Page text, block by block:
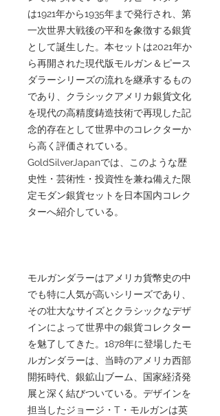
は1921年から1935年まで発行され、第
一次世界大戦後の平和を象徴する銀貨
として誕生した。本セットは2021年か
ら再開された現代版モルガン＆ピース
ダラーシリーズの流れを継承するもの
であり、クラシックアメリカ銀貨文化
を現代の高精度鋳造技術で再現した記
念的存在として世界中のコレクターか
ら高く評価されている。
GoldSilverJapanでは、このような歴
史性・芸術性・投資性を兼ね備えた限
定モダン銀貨セットを日本国内コレク
ターへ紹介している。
モルガンダラーはアメリカ貨幣史の中
でも特に人気が高いシリーズであり、
その壮大なサイズとクラシックなデザ
インによって世界中の銀貨コレクター
を魅了してきた。1878年に登場したモ
ルガンダラーは、当時のアメリカ西部
開拓時代、銀鉱山ブーム、国家経済発
展と深く結びついている。デザインを
担当したジョージ・T・モルガンは英